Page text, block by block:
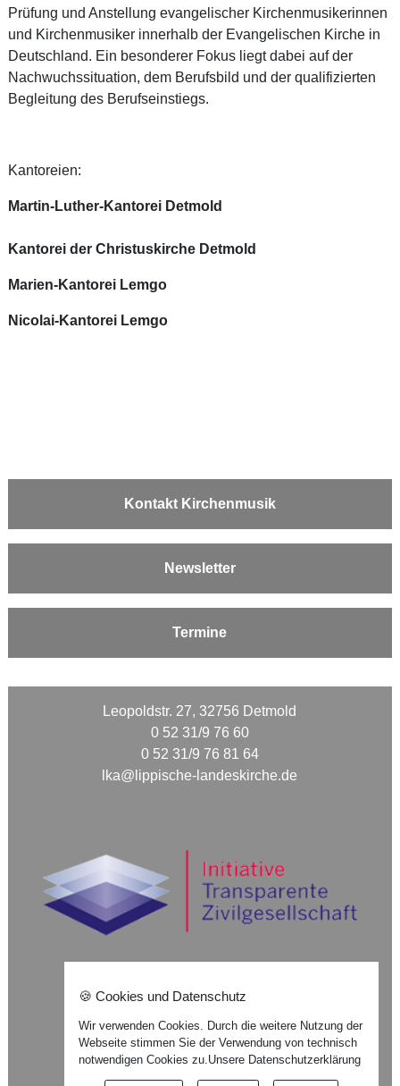
Prüfung und Anstellung evangelischer Kirchenmusikerinnen
und Kirchenmusiker innerhalb der Evangelischen Kirche in
Deutschland. Ein besonderer Fokus liegt dabei auf der
Nachwuchssituation, dem Berufsbild und der qualifizierten
Begleitung des Berufseinstiegs.
Kantoreien:
Martin-Luther-Kantorei Detmold
Kantorei der Christuskirche Detmold
Marien-Kantorei Lemgo
Nicolai-Kantorei Lemgo
Kontakt Kirchenmusik
Newsletter
Termine
Leopoldstr. 27, 32756 Detmold
0 52 31/9 76 60
0 52 31/9 76 81 64
lka@lippische-landeskirche.de
Impressum
Datenschutzerklärung
🍪 Cookies und Datenschutz
Wir verwenden Cookies. Durch die weitere Nutzung der
Webseite stimmen Sie der Verwendung von technisch
notwendigen Cookies zu.Unsere Datenschutzerklärung